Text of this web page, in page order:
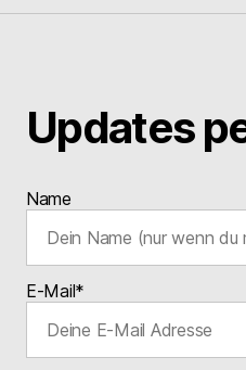
Updates
Name
E-Mail*